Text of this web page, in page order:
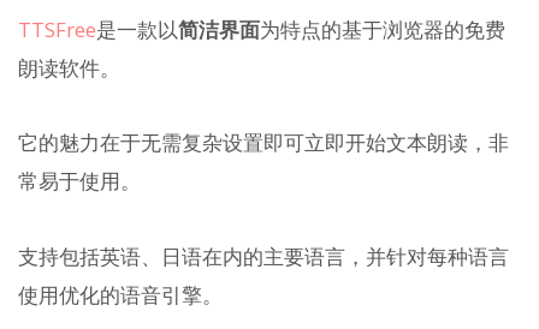
TTSFree是一款以简洁界面为特点的基于浏览器的免费
朗读软件。
它的魅力在于无需复杂设置即可立即开始文本朗读，非
常易于使用。
支持包括英语、日语在内的主要语言，并针对每种语言
使用优化的语音引擎。